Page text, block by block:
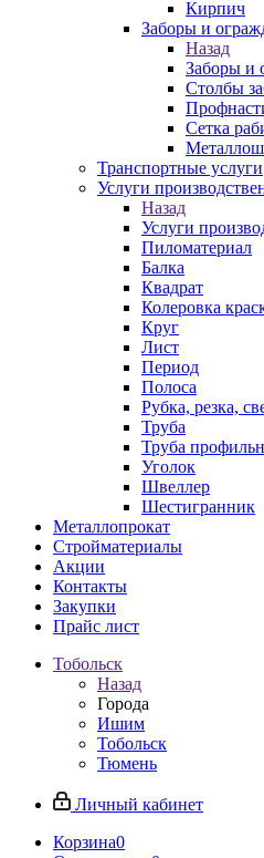
Кирпич
Заборы и
Назад
Заборы и
Столбы
Сетка
Транспортные услуги
Услуги
Назад
Услуги
Пиломатериал
Балка
Квадрат
Колеровка
Круг
Лист
Период
Полоса
Рубка, резка,
Труба
Труба
Уголок
Швеллер
Шестигранник
Металлопрокат
Стройматериалы
Акции
Контакты
Закупки
Прайс лист
Тобольск
Назад
Города
Ишим
Тобольск
Тюмень
Личный кабинет
Корзина0